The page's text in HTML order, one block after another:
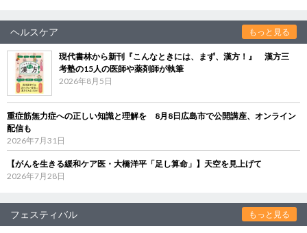
ヘルスケア もっと見る
現代書林から新刊『こんなときには、まず、漢方！』 漢方三
考塾の15人の医師や薬剤師が執筆
2026年8月5日
重症筋無力症への正しい知識と理解を 8月8日広島市で公開講座、オンライン
配信も
2026年7月31日
【がんを生きる緩和ケア医・大橋洋平「足し算命」】天空を見上げて
2026年7月28日
フェスティバル もっと見る